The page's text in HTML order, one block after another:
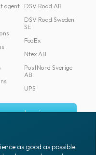
agent
DSV Road AB
DSV Road Sweden
SE
FedEx
Ntex AB
PostNord Sverige
AB
UPS
Log in
Sign up
as good as possible.